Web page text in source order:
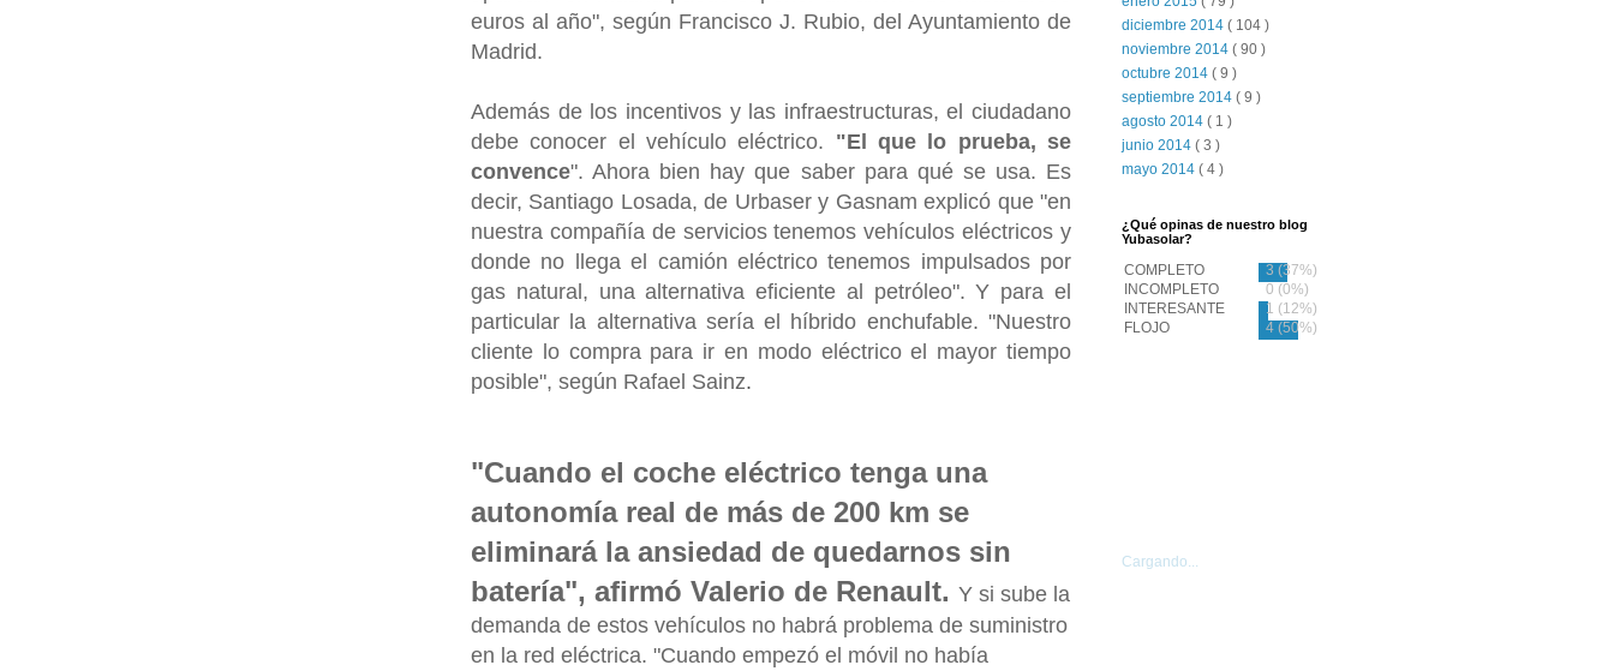
euros al año", según Francisco J. Rubio, del Ayuntamiento de
Madrid.
Además de los incentivos y las infraestructuras, el ciudadano
debe conocer el vehículo eléctrico. "El que lo prueba, se
convence". Ahora bien hay que saber para qué se usa. Es
decir, Santiago Losada, de Urbaser y Gasnam explicó que "en
nuestra compañía de servicios tenemos vehículos eléctricos y
donde no llega el camión eléctrico tenemos impulsados por
gas natural, una alternativa eficiente al petróleo". Y para el
particular la alternativa sería el híbrido enchufable. "Nuestro
cliente lo compra para ir en modo eléctrico el mayor tiempo
posible", según Rafael Sainz.
"Cuando el coche eléctrico tenga una
autonomía real de más de 200 km se
eliminará la ansiedad de quedarnos sin
batería", afirmó Valerio de Renault. Y si sube la
demanda de estos vehículos no habrá problema de suministro
en la red eléctrica. "Cuando empezó el móvil no había
diciembre 2014 ( 104 )
noviembre 2014 ( 90 )
octubre 2014 ( 9 )
septiembre 2014 ( 9 )
agosto 2014 ( 1 )
junio 2014 ( 3 )
mayo 2014 ( 4 )
¿Qué opinas de nuestro blog
Yubasolar?
Cargando...